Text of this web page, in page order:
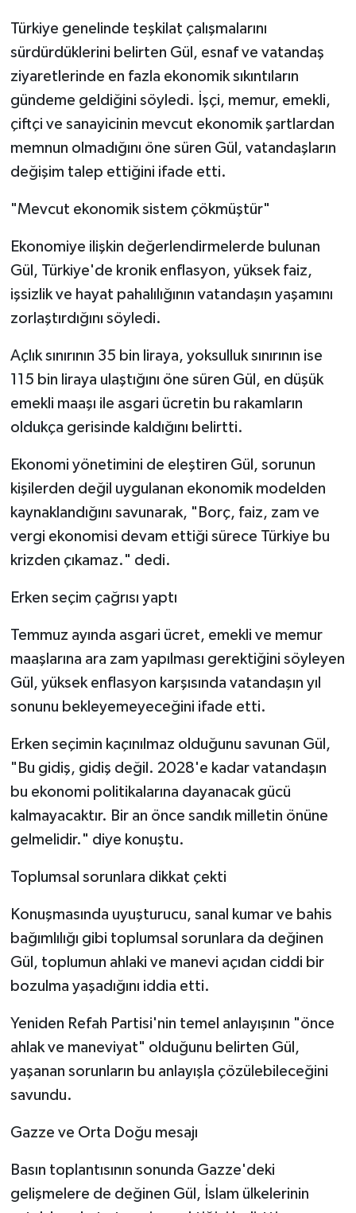
Türkiye genelinde teşkilat çalışmalarını
sürdürdüklerini belirten Gül, esnaf ve vatandaş
ziyaretlerinde en fazla ekonomik sıkıntıların
gündeme geldiğini söyledi. İşçi, memur, emekli,
çiftçi ve sanayicinin mevcut ekonomik şartlardan
memnun olmadığını öne süren Gül, vatandaşların
değişim talep ettiğini ifade etti.
"Mevcut ekonomik sistem çökmüştür"
Ekonomiye ilişkin değerlendirmelerde bulunan
Gül, Türkiye'de kronik enflasyon, yüksek faiz,
işsizlik ve hayat pahalılığının vatandaşın yaşamını
zorlaştırdığını söyledi.
Açlık sınırının 35 bin liraya, yoksulluk sınırının ise
115 bin liraya ulaştığını öne süren Gül, en düşük
emekli maaşı ile asgari ücretin bu rakamların
oldukça gerisinde kaldığını belirtti.
Ekonomi yönetimini de eleştiren Gül, sorunun
kişilerden değil uygulanan ekonomik modelden
kaynaklandığını savunarak, "Borç, faiz, zam ve
vergi ekonomisi devam ettiği sürece Türkiye bu
krizden çıkamaz." dedi.
Erken seçim çağrısı yaptı
Temmuz ayında asgari ücret, emekli ve memur
maaşlarına ara zam yapılması gerektiğini söyleyen
Gül, yüksek enflasyon karşısında vatandaşın yıl
sonunu bekleyemeyeceğini ifade etti.
Erken seçimin kaçınılmaz olduğunu savunan Gül,
"Bu gidiş, gidiş değil. 2028'e kadar vatandaşın
bu ekonomi politikalarına dayanacak gücü
kalmayacaktır. Bir an önce sandık milletin önüne
gelmelidir." diye konuştu.
Toplumsal sorunlara dikkat çekti
Konuşmasında uyuşturucu, sanal kumar ve bahis
bağımlılığı gibi toplumsal sorunlara da değinen
Gül, toplumun ahlaki ve manevi açıdan ciddi bir
bozulma yaşadığını iddia etti.
Yeniden Refah Partisi'nin temel anlayışının "önce
ahlak ve maneviyat" olduğunu belirten Gül,
yaşanan sorunların bu anlayışla çözülebileceğini
savundu.
Gazze ve Orta Doğu mesajı
Basın toplantısının sonunda Gazze'deki
gelişmelere de değinen Gül, İslam ülkelerinin